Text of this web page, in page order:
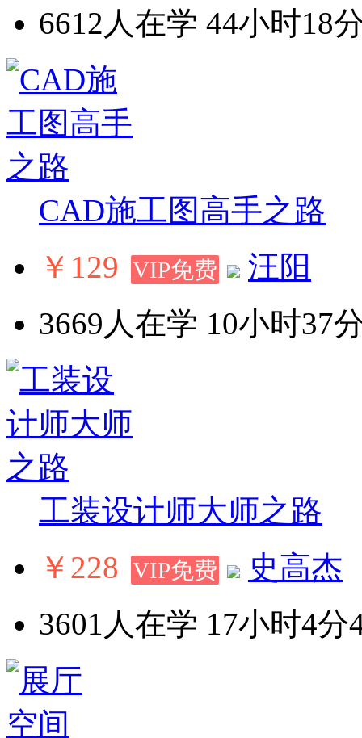
6612人在学 44小时18
CAD施工图高手之路
￥129 VIP免费
汪阳
3669人在学 10小时37
工装设计师大师之路
￥228 VIP免费
史高杰
3601人在学 17小时4分